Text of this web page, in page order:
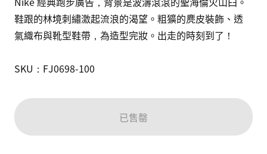
鞋跟的林境刺繡激起流浪的渴望。粗獷的麂皮裝飾、透
氣織布與靴型鞋帶，為造型完妝。出走的時刻到了！
SKU：FJ0698-100
已售罄